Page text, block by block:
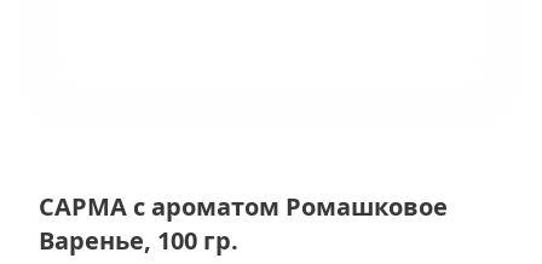
САРМА с ароматом Ромашковое
Варенье, 100 гр.